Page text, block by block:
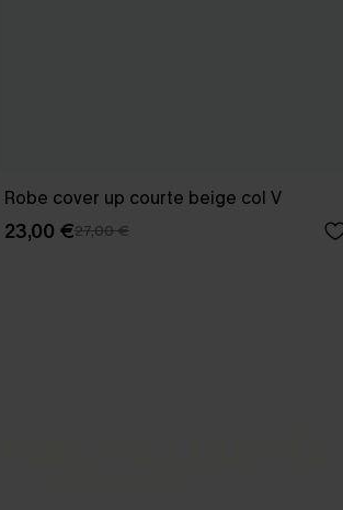
Robe cover up courte beige col V
23,00 €27,00 €